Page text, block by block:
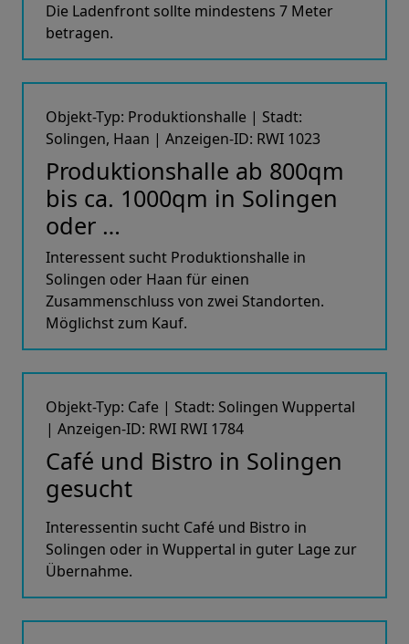
Die Ladenfront sollte mindestens 7 Meter
betragen.
Objekt-Typ: Produktionshalle | Stadt:
Solingen, Haan | Anzeigen-ID: RWI 1023
Produktionshalle ab 800qm
bis ca. 1000qm in Solingen
oder …
Interessent sucht Produktionshalle in
Solingen oder Haan für einen
Zusammenschluss von zwei Standorten.
Möglichst zum Kauf.
Objekt-Typ: Cafe | Stadt: Solingen Wuppertal
| Anzeigen-ID: RWI RWI 1784
Café und Bistro in Solingen
gesucht
Interessentin sucht Café und Bistro in
Solingen oder in Wuppertal in guter Lage zur
Übernahme.